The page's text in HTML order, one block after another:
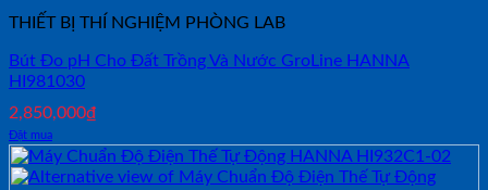
THIẾT BỊ THÍ NGHIỆM PHÒNG LAB
Bút Đo pH Cho Đất Trồng Và Nước GroLine HANNA
HI981030
2,850,000₫
Đặt mua